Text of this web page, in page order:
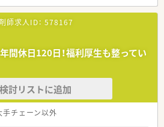
師求人ID： 578167
間休日120日！福利厚生も整ってい
検討リストに追加
手チェーン以外